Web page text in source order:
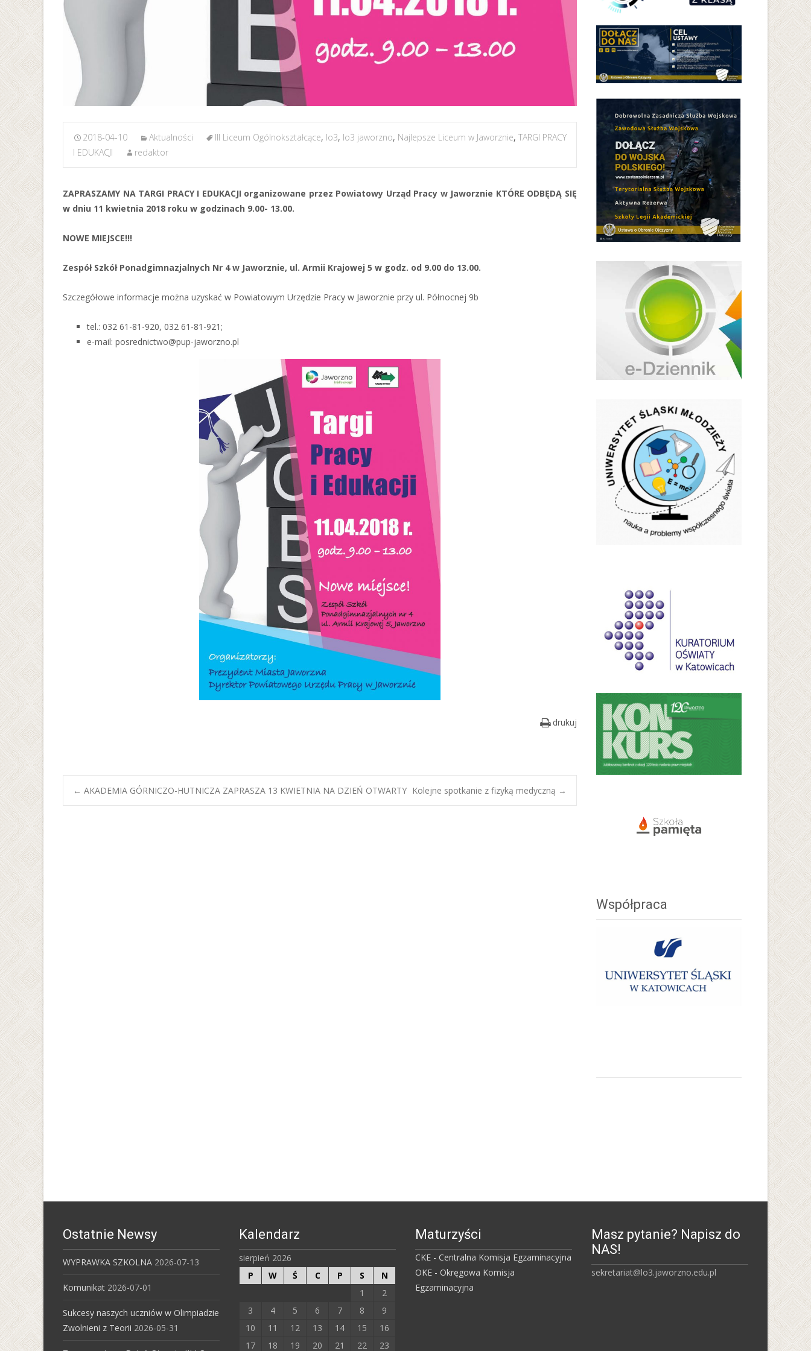
2018-04-10 Aktualności III Liceum Ogólnokształcące, lo3, lo3 jaworzno, Najlepsze Liceum w Jaworznie, TARGI PRACY
I EDUKACJI
redaktor
ZAPRASZAMY NA TARGI PRACY I EDUKACJI organizowane przez Powiatowy Urząd Pracy w Jaworznie KTÓRE ODBĘDĄ SIĘ
w dniu 11 kwietnia 2018 roku w godzinach 9.00- 13.00.
NOWE MIEJSCE!!!
Zespół Szkół Ponadgimnazjalnych Nr 4 w Jaworznie, ul. Armii Krajowej 5 w godz. od 9.00 do 13.00.
Szczegółowe informacje można uzyskać w Powiatowym Urzędzie Pracy w Jaworznie przy ul. Północnej 9b
tel.: 032 61-81-920, 032 61-81-921;
e-mail: posrednictwo@pup-jaworzno.pl
drukuj
Post
← AKADEMIA GÓRNICZO-HUTNICZA ZAPRASZA 13 KWIETNIA NA DZIEŃ OTWARTY Kolejne spotkanie z fizyką medyczną →
Współpraca
Ostatnie Newsy
WYPRAWKA SZKOLNA 2026-07-13
Komunikat 2026-07-01
Sukcesy naszych uczniów w Olimpiadzie
Zwolnieni z Teorii 2026-05-31
Kalendarz
sierpień 2026
P
W Ś C P S
N
1
2
3
4 5 6 7 8
9
10
11 12 13 14 15
16
17
18 19 20 21 22 23
Maturzyści
CKE - Centralna Komisja Egzaminacyjna
OKE - Okręgowa Komisja
Egzaminacyjna
Masz pytanie? Napisz do
NAS!
sekretariat@lo3.jaworzno.edu.pl